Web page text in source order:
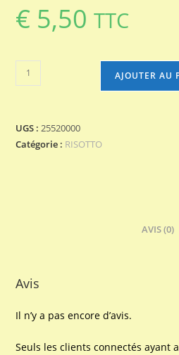
€ 5,50 TTC
quantité
de
AJOUTER AU
UGS :25520000
Catégorie : RISOTTO
AVIS (0)
Avis
Il n’y a pas encore d’avis.
Seuls les clients connectés ayant